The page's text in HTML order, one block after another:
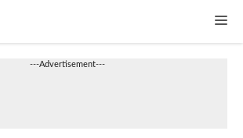
---Advertisement---